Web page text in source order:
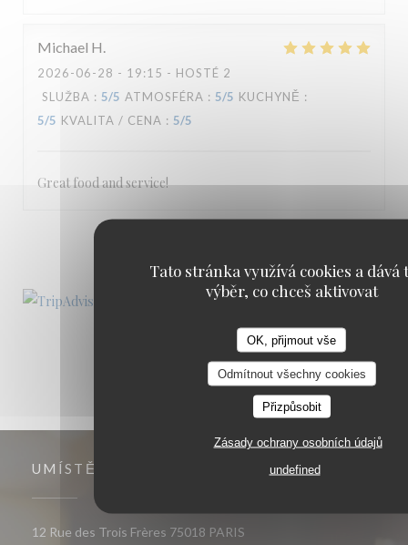
Tato stránka využívá cookies a dává
výběr, co chceš aktivovat
OK, přijmout vše
Odmítnout všechny cookies
Přizpůsobit
Zásady ochrany osobních údajů
undefined
Michael H
2026-06-28 - 19:15 - HOSTÉ 2
SLUŽBA : 5/5 ATMOSFÉRA : 5/5 KUCHYNĚ :
5/5 KVALITA / CENA : 5/5
Great food and service!
UMÍSTĚNÍ
12 Rue des Trois Frères 75018 PARIS